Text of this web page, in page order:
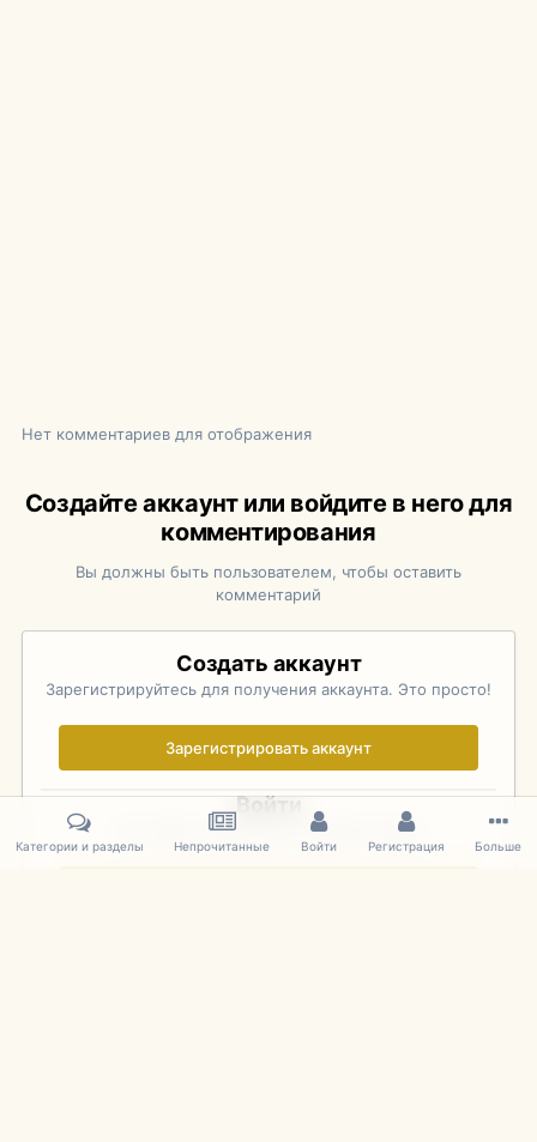
Нет комментариев для отображения
Создайте аккаунт или войдите в него для
комментирования
Вы должны быть пользователем, чтобы оставить
комментарий
Создать аккаунт
Зарегистрируйтесь для получения аккаунта. Это просто!
Зарегистрировать аккаунт
Войти
Уже зарегистрированы? Войдите здесь.
Категории и разделы Непрочитанные Войти Регистрация Больше